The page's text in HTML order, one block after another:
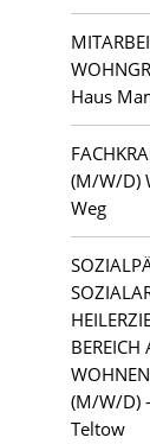
Haus
(M/W/D)
Weg
BEREICH
(M/W/D)
Teltow